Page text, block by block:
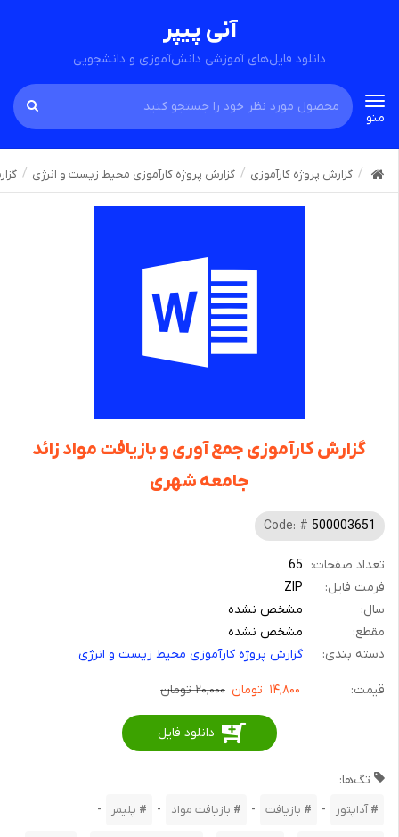
آنی پیپر
دانلود فایل‌های آموزشی دانش‌آموزی و دانشجویی
Toggle
navigation
منو
گزارش پروژه کارآموزی گزارش پروژه کارآموزی محیط زیست و انرژی
گزارش کارآموزی جمع آوری و بازیافت مواد زائد
جامعه شهری
Code: # 500003651
تعداد صفحات: 65
فرمت فایل:
ZIP
سال:
مشخص نشده
مقطع:
مشخص نشده
دسته بندی:
گزارش پروژه کارآموزی محیط زیست و انرژی
قیمت: ۱۴,۸۰۰ تومان ۲۰,۰۰۰ تومان
دانلود فایل
تگ‌ها:
آداپتور - بازیافت - بازیافت مواد - پلیمر -